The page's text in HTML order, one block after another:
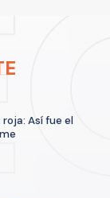
roja: Así fue el